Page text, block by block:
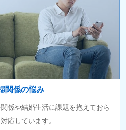
関係の悩み
係や結婚生活に課題を抱えておら
応しています。